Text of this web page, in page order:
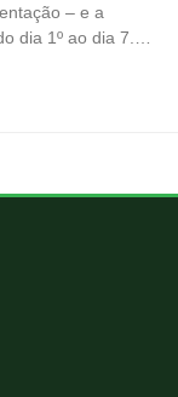
– e a
dia 1º ao dia 7.…